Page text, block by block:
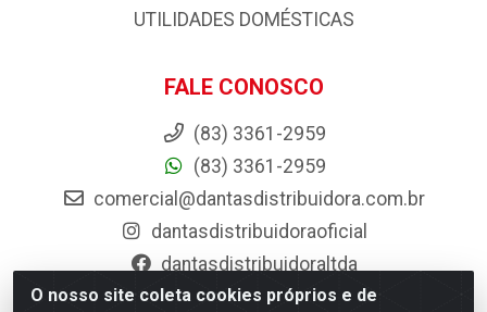
O nosso site coleta cookies próprios e de
UTILIDADES DOMÉSTICAS
FALE CONOSCO
(83) 3361-2959
(83) 3361-2959
comercial@dantasdistribuidora.com.br
dantasdistribuidoraoficial
dantasdistribuidoraltda